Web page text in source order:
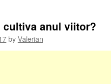
cultiva anul viitor?
byValerian